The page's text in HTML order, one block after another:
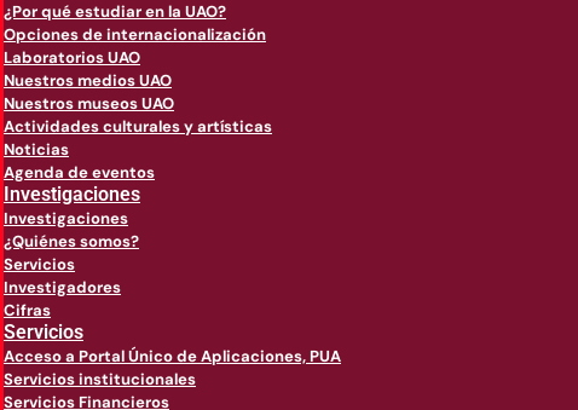
¿Por qué estudiar en la UAO?
Opciones de internacionalización
Laboratorios UAO
Nuestros medios UAO
Nuestros museos UAO
Actividades culturales y artísticas
Noticias
Agenda de eventos
Investigaciones
Investigaciones
¿Quiénes somos?
Servicios
Investigadores
Cifras
Servicios
Acceso a Portal Único de Aplicaciones, PUA
Servicios institucionales
Servicios Financieros